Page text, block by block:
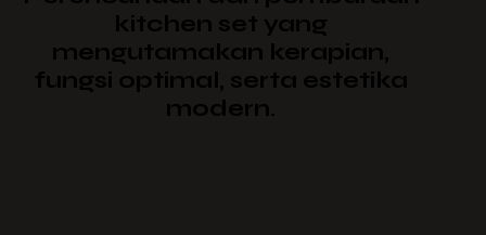
kitchen set yang
mengutamakan kerapian,
fungsi optimal, serta estetika
modern.